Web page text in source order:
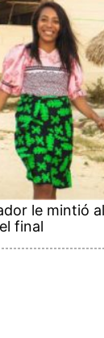
le mintió
final